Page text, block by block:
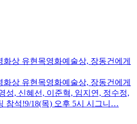
화상 유현목영화예술상, 장동건에게
화상 유현목영화예술상, 장동건에게
성, 신혜선, 이준혁, 임지연, 정수정,
참석!9/18(목) 오후 5시 시그니…